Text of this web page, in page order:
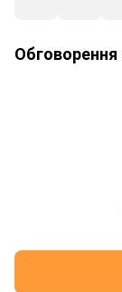
Обговорення